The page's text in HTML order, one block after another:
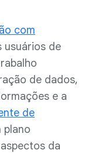
com
usuários de
de dados,
e a
de
plano
da